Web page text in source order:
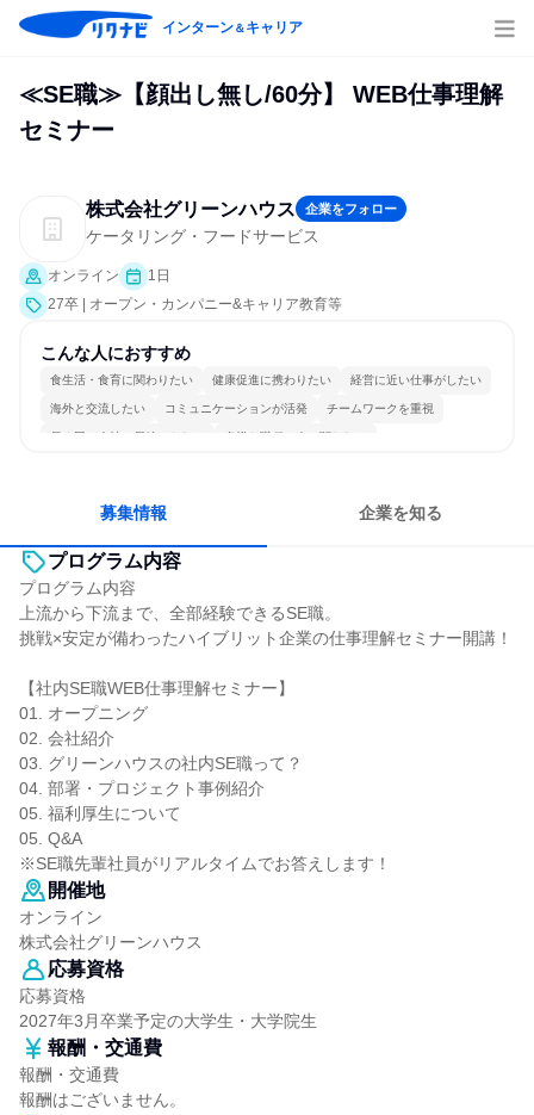
インターン＆キャリア
≪SE職≫【顔出し無し/60分】 WEB仕事理解
セミナー
株式会社グリーンハウス 企業をフォロー
ケータリング・フードサービス
オンライン
1日
27卒 | オープン・カンパニー&キャリア教育等
こんな人におすすめ
食生活・食育に関わりたい 健康促進に携わりたい 経営に近い仕事がしたい
海外と交流したい コミュニケーションが活発 チームワークを重視
長く同じ会社に居続けられる 多様な職種の人と関われる
募集情報 企業を知る
プログラム内容
プログラム内容
上流から下流まで、全部経験できるSE職。
挑戦×安定が備わったハイブリット企業の仕事理解セミナー開講！
【社内SE職WEB仕事理解セミナー】
01. オープニング
02. 会社紹介
03. グリーンハウスの社内SE職って？
04. 部署・プロジェクト事例紹介
05. 福利厚生について
05. Q&A
※SE職先輩社員がリアルタイムでお答えします！
開催地
オンライン
株式会社グリーンハウス
応募資格
応募資格
2027年3月卒業予定の大学生・大学院生
報酬・交通費
報酬・交通費
報酬はございません。